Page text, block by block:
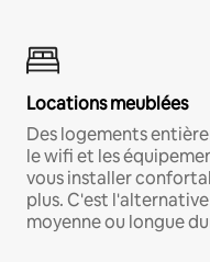
Locations meublées
Des logements
le wifi et les
vous installer
plus. C'est
moyenne ou longue